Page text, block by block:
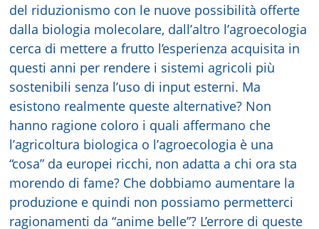
del riduzionismo con le nuove possibilità offerte
dalla biologia molecolare, dall’altro l’agroecologia
cerca di mettere a frutto l’esperienza acquisita in
questi anni per rendere i sistemi agricoli più
sostenibili senza l’uso di input esterni. Ma
esistono realmente queste alternative? Non
hanno ragione coloro i quali affermano che
l’agricoltura biologica o l’agroecologia è una
“cosa” da europei ricchi, non adatta a chi ora sta
morendo di fame? Che dobbiamo aumentare la
produzione e quindi non possiamo permetterci
ragionamenti da “anime belle”? L’errore di queste